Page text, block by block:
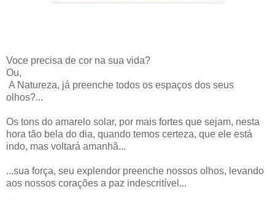
Voce precisa de cor na sua vida?
Ou,
A Natureza, já preenche todos os espaços dos seus
olhos?...
Os tons do amarelo solar, por mais fortes que sejam, nesta
hora tão bela do dia, quando temos certeza, que ele está
indo, mas voltará amanhã...
...sua força, seu explendor preenche nossos olhos, levando
aos nossos corações a paz indescritível...